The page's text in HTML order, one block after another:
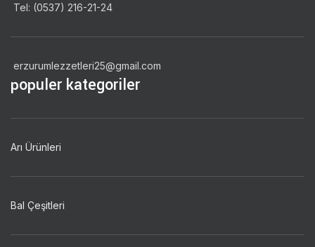
Tel: (0537) 216-21-24
erzurumlezzetleri25@gmail.com
populer kategoriler
Arı Ürünleri
Bal Çeşitleri